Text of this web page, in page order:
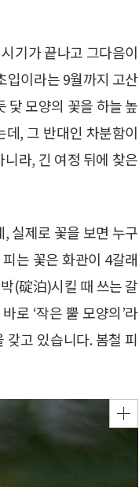
기가 끝나고 그다음이
입이라는 9월까지 고산
닻 모양의 꽃을 하늘 높
, 그 반대인 차분함이
라, 긴 여정 뒤에 찾은
실제로 꽃을 보면 누구
는 꽃은 화관이 4갈래
(碇泊)시킬 때 쓰는 갈
로 ‘작은 뿔 모양의’라
갖고 있습니다. 봄철 피